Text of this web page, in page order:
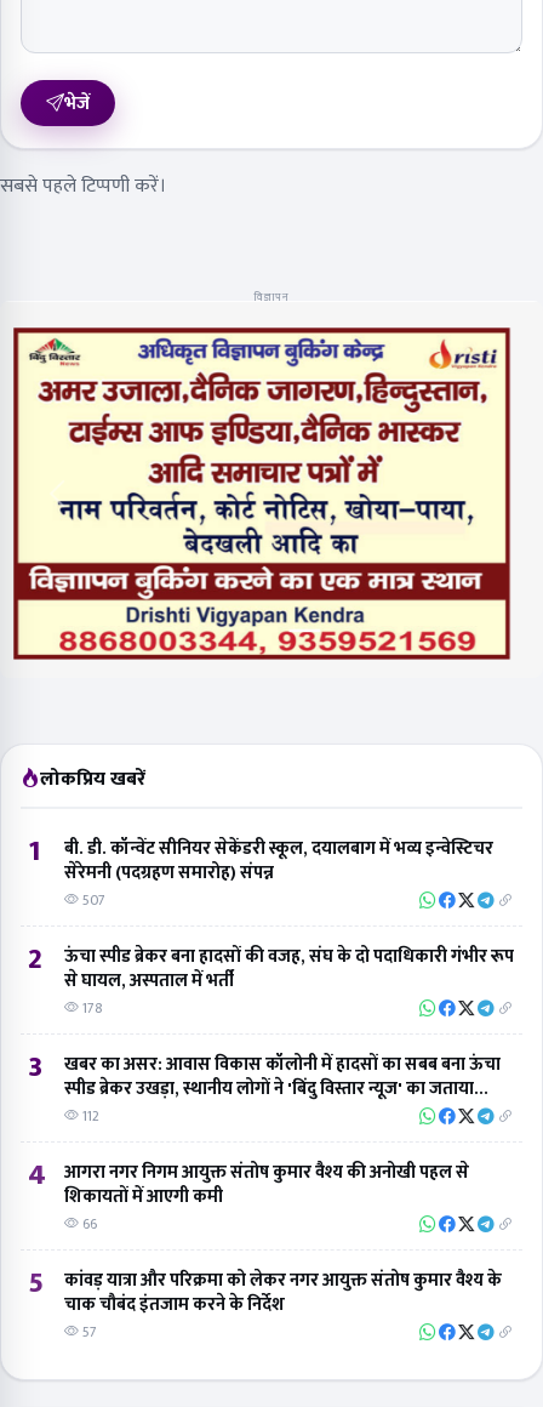
भेजें
सबसे पहले टिप्पणी करें।
विज्ञापन
लोकप्रिय खबरें
1
बी. डी. कॉन्वेंट सीनियर सेकेंडरी स्कूल, दयालबाग में भव्य इन्वेस्टिचर
सेरेमनी (पदग्रहण समारोह) संपन्न
507
2
ऊंचा स्पीड ब्रेकर बना हादसों की वजह, संघ के दो पदाधिकारी गंभीर रूप
से घायल, अस्पताल में भर्ती
178
3
खबर का असर: आवास विकास कॉलोनी में हादसों का सबब बना ऊंचा
स्पीड ब्रेकर उखड़ा, स्थानीय लोगों ने 'बिंदु विस्तार न्यूज' का जताया
आभार
112
4
आगरा नगर निगम आयुक्त संतोष कुमार वैश्य की अनोखी पहल से
शिकायतों में आएगी कमी
66
5
कांवड़ यात्रा और परिक्रमा को लेकर नगर आयुक्त संतोष कुमार वैश्य के
चाक चौबंद इंतजाम करने के निर्देश
57